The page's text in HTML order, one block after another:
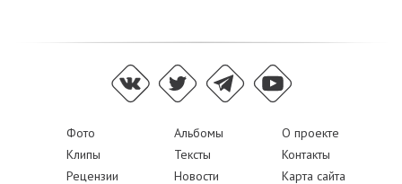
Фото Альбомы
О проекте
Клипы
Тексты
Контакты
Рецензии
Новости Карта сайта